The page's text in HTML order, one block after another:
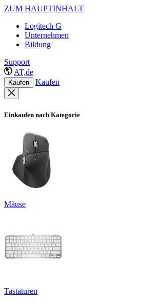
ZUM HAUPTINHALT
Logitech G
Unternehmen
Bildung
Support
AT,de
Kaufen Kaufen
Einkaufen nach Kategorie
Mäuse
Tastaturen